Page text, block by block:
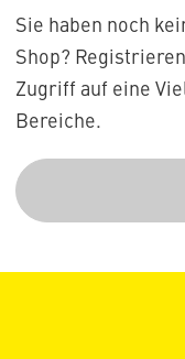
Sie haben noch
Shop?
Zugriff auf eine
Bereiche.